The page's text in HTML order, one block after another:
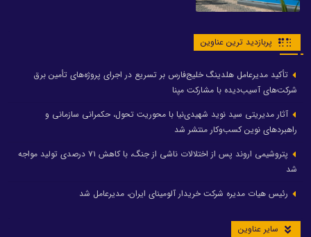
پربازدید ترین عناوین
تأکید مدیرعامل هلدینگ خلیج‌فارس بر تسریع در اجرای پروژه‌های تأمین برق
شرکت‌های آسیب‌دیده با مشارکت مپنا
آثار مدیریتی سید نوید شهیدی‌نیا با محوریت تحول، حکمرانی سازمانی و
راهبردهای نوین کسب‌وکار منتشر شد
پتروشیمی اروند پس از اختلالات ناشی از جنگ، با کاهش ۷۱ درصدی تولید مواجه
شد
رئیس هیات مدیره شرکت خریدار آلومینای ایران، مدیرعامل شد
سایر عناوین